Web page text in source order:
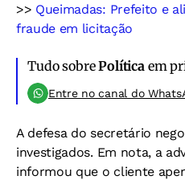
>> Queimadas: Prefeito e
fraude em licitação
Tudo sobrePolítica em
Entre no canal do
A defesa do secretário
investigados. Em nota, a
informou que o cliente